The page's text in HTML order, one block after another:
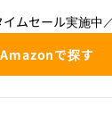
イムセール実施中 ／
Amazonで探す